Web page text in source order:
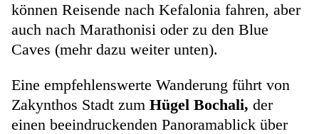
können Reisende nach Kefalonia fahren, aber
auch nach Marathonisi oder zu den Blue
Caves (mehr dazu weiter unten).
Eine empfehlenswerte Wanderung führt von
Zakynthos Stadt zum Hügel Bochali, der
einen beeindruckenden Panoramablick über